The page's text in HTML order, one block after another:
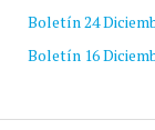
Boletín 24
Boletín 16